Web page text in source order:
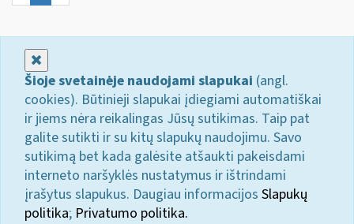
Šioje svetainėje naudojami slapukai (angl.
cookies). Būtinieji slapukai įdiegiami automatiškai
ir jiems nėra reikalingas Jūsų sutikimas. Taip pat
galite sutikti ir su kitų slapukų naudojimu. Savo
sutikimą bet kada galėsite atšaukti pakeisdami
interneto naršyklės nustatymus ir ištrindami
įrašytus slapukus. Daugiau informacijos Slapukų
politika; Privatumo politika.